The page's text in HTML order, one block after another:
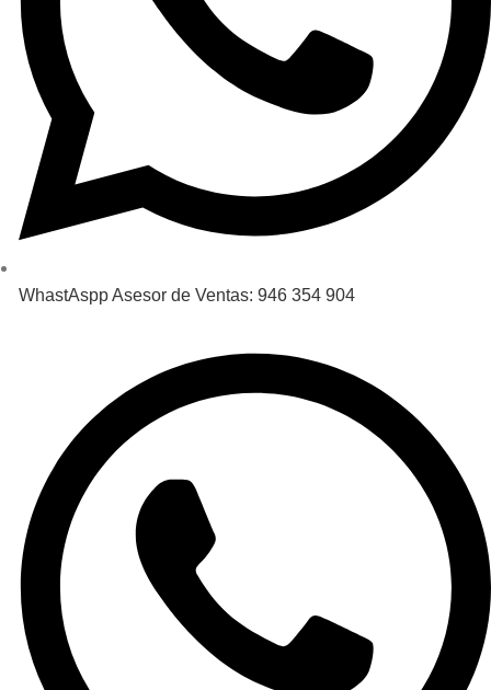
WhastAspp Asesor de Ventas: 946 354 904